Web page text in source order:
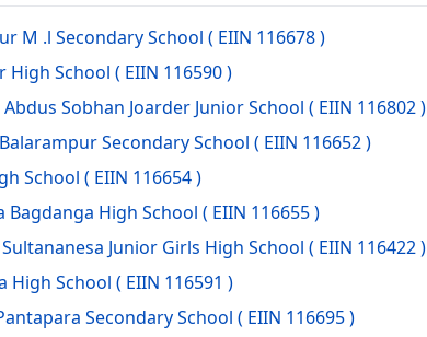
M .l Secondary School ( EIIN 116678 )
High School ( EIIN 116590 )
Sobhan Joarder Junior School ( EIIN 116802 )
Secondary School ( EIIN 116652 )
School ( EIIN 116654 )
Bagdanga High School ( EIIN 116655 )
Junior Girls High School ( EIIN 116422 )
High School ( EIIN 116591 )
Secondary School ( EIIN 116695 )